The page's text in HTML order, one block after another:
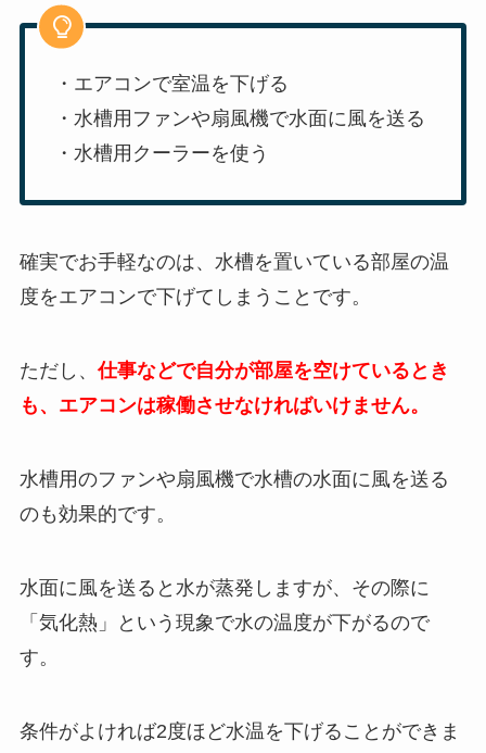
・エアコンで室温を下げる
・水槽用ファンや扇風機で水面に風を送る
・水槽用クーラーを使う
確実でお手軽なのは、水槽を置いている部屋の温
度をエアコンで下げてしまうことです。
ただし、仕事などで自分が部屋を空けているとき
も、エアコンは稼働させなければいけません。
水槽用のファンや扇風機で水槽の水面に風を送る
のも効果的です。
水面に風を送ると水が蒸発しますが、その際に
「気化熱」という現象で水の温度が下がるので
す。
条件がよければ2度ほど水温を下げることができま